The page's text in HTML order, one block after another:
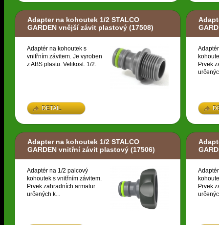
Adapter na kohoutek 1/2 STALCO
GARDEN vnější závit plastový (17508)
Adaptér na kohoutek s
vnitřním závitem. Je vyroben
z ABS plastu. Velikost: 1/2.
DETAIL
Prvek
Adapter na kohoutek 1/2 STALCO
GARDEN vnitřní závit plastový (17506)
Adaptér na 1/2 palcový
kohoutek s vnitřním závitem.
Prvek zahradních armatur
určených k...
Prvek